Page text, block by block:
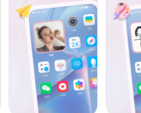
浇灌爱情树，看爱情
上互动，一起装扮情